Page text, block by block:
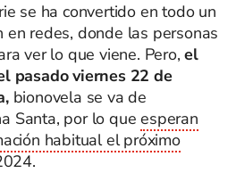
se ha convertido en todo un
en redes, donde las personas
ver lo que viene. Pero,el
pasado viernes 22 de
bionovela se va de
Santa, por lo queesperan
habitual el próximo